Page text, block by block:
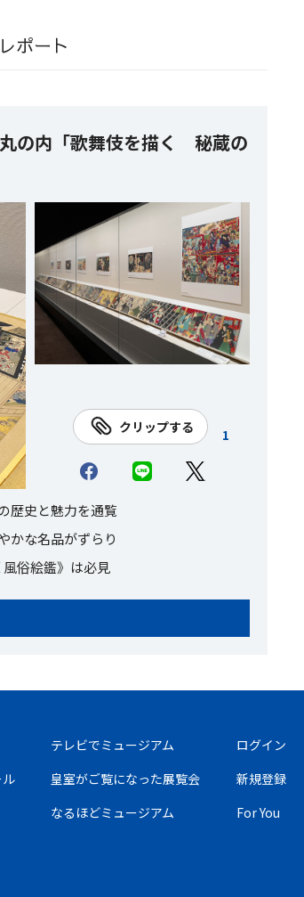
ポート
の内「歌舞伎を描く 秘蔵の
クリップする 1
歴史と魅力を通覧
かな名品がずらり
俗絵鑑》は必見
テレビでミュージアム
皇室がご覧になった展覧会
なるほどミュージアム
ログイン
新規登録
For You